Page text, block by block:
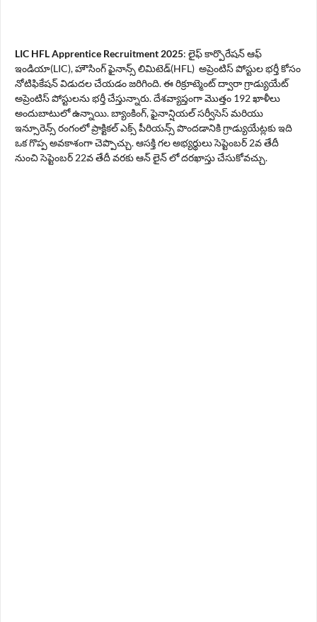
LIC HFL Apprentice Recruitment 2025: లైఫ్ కార్పొరేషన్ ఆఫ్
ఇండియా(LIC), హౌసింగ్ ఫైనాన్స్ లిమిటెడ్(HFL) అప్రెంటిస్ పోస్టుల భర్తీ కోసం
నోటిఫికేషన్ విడుదల చేయడం జరిగింది. ఈ రిక్రూట్మెంట్ ద్వారా గ్రాడ్యుయేట్
అప్రెంటిస్ పోస్టులను భర్తీ చేస్తున్నారు. దేశవ్యాప్తంగా మొత్తం 192 ఖాళీలు
అందుబాటులో ఉన్నాయి. బ్యాంకింగ్, ఫైనాన్షియల్ సర్వీసెస్ మరియు
ఇన్సూరెన్స్ రంగంలో ప్రాక్టికల్ ఎక్స్ పీరియన్స్ పొందడానికి గ్రాడ్యుయేట్లకు ఇది
ఒక గొప్ప అవకాశంగా చెప్పొచ్చు. ఆసక్తి గల అభ్యర్థులు సెప్టెంబర్ 2వ తేదీ
నుంచి సెప్టెంబర్ 22వ తేదీ వరకు ఆన్ లైన్ లో దరఖాస్తు చేసుకోవచ్చు.